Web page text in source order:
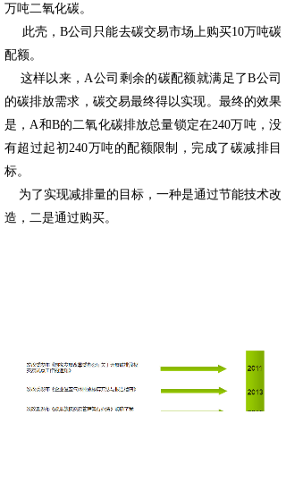
万吨二氧化碳。
此壳，B公司只能去碳交易市场上购买10万吨碳
配额。
这样以来，A公司剩余的碳配额就满足了B公司
的碳排放需求，碳交易最终得以实现。最终的效果
是，A和B的二氧化碳排放总量锁定在240万吨，没
有超过起初240万吨的配额限制，完成了碳减排目
标。
为了实现减排量的目标，一种是通过节能技术改
造，二是通过购买。